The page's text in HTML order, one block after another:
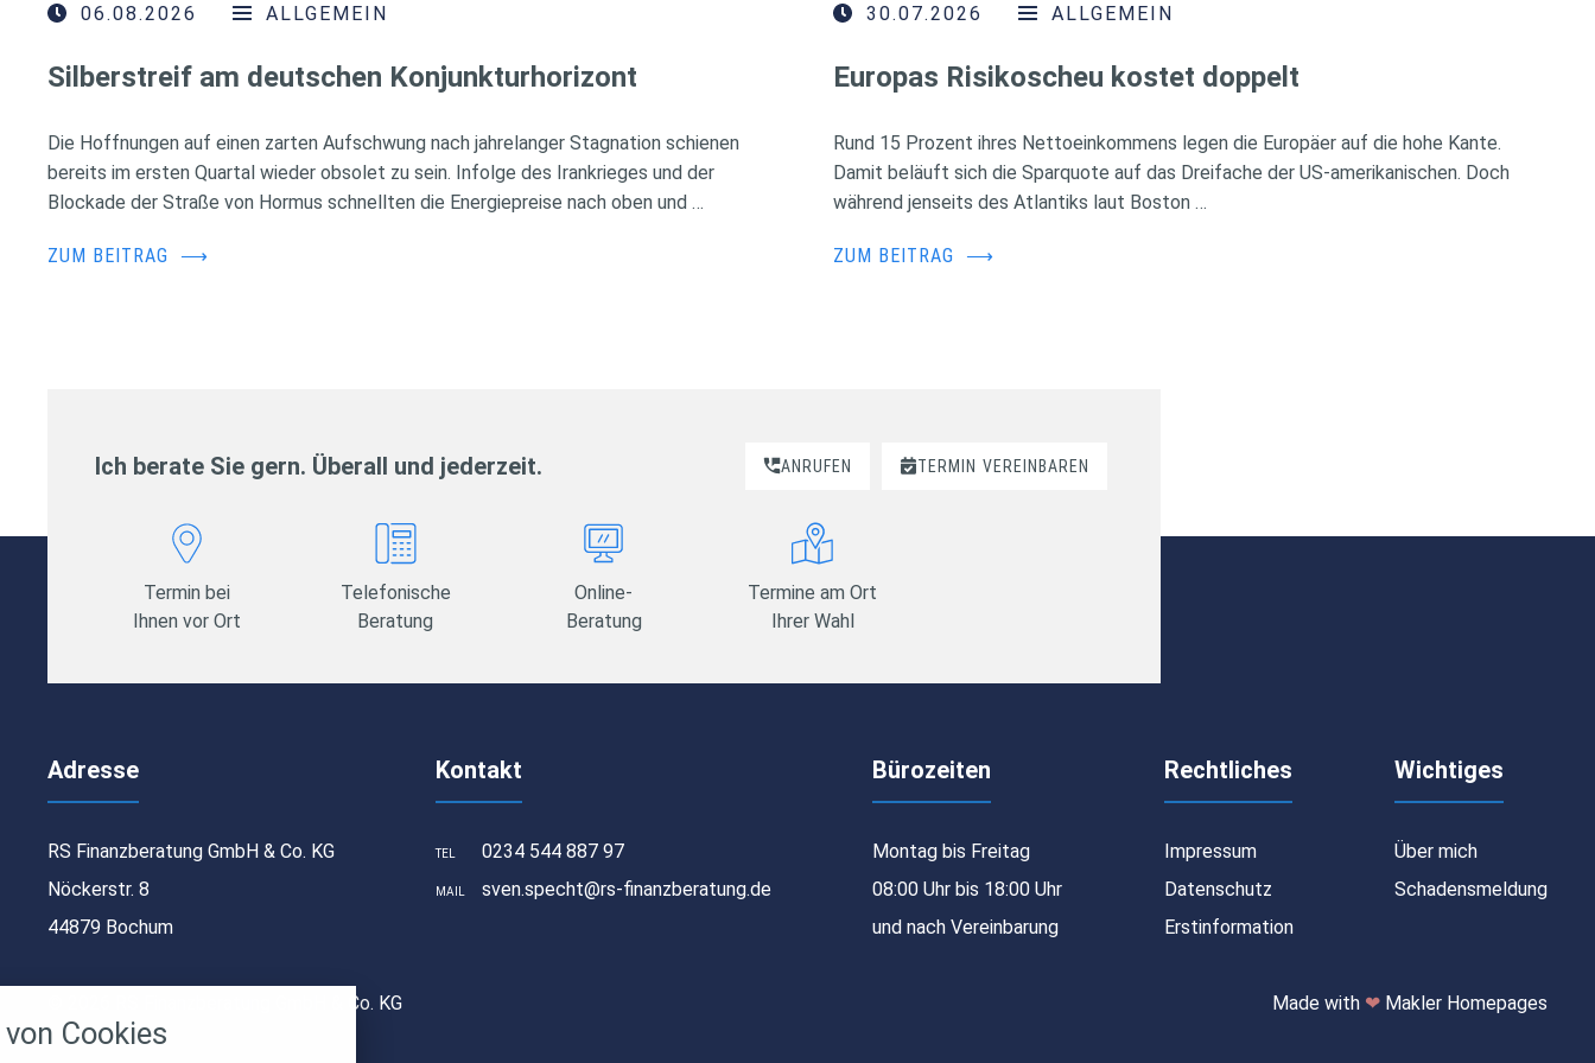
06.08.2026 ALLGEMEIN
Silberstreif am deutschen Konjunkturhorizont
Die Hoffnungen auf einen zarten Aufschwung nach jahrelanger Stagnation schienen
bereits im ersten Quartal wieder obsolet zu sein. Infolge des Irankrieges und der
Blockade der Straße von Hormus schnellten die Energiepreise nach oben und …
ZUM BEITRAG ⟶
30.07.2026 ALLGEMEIN
Europas Risikoscheu kostet doppelt
Rund 15 Prozent ihres Nettoeinkommens legen die Europäer auf die hohe Kante.
Damit beläuft sich die Sparquote auf das Dreifache der US-amerikanischen. Doch
während jenseits des Atlantiks laut Boston …
ZUM BEITRAG ⟶
Ich berate Sie gern. Überall und jederzeit. ANRUFEN TERMIN VEREINBAREN
Termin bei
Ihnen vor Ort
Telefonische
Beratung
Online-
Beratung
Termine am Ort
Ihrer Wahl
Adresse
RS Finanzberatung GmbH & Co. KG
Nöckerstr. 8
44879 Bochum
Kontakt
TEL 0234 544 887 97
MAIL sven.specht@rs-finanzberatung.de
Bürozeiten
Montag bis Freitag
08:00 Uhr bis 18:00 Uhr
und nach Vereinbarung
Rechtliches
Impressum
Datenschutz
Erstinformation
Wichtiges
Über mich
Schadensmeldung
© 2026 RS Finanzberatung GmbH & Co. KG Made with ❤Makler Homepages
Cookies
akzeptieren oder zu blockieren.